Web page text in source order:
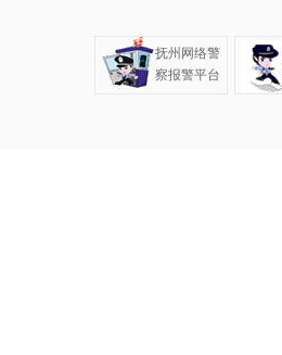
抚州网络警
察报警平台